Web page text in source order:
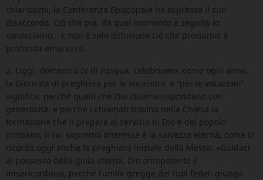
chiarissimi, la Conferenza Episcopale ha espresso il suo
disaccordo. Ciò che poi, da quel momento è seguito lo
conosciamo… E non è solo delusione ciò che proviamo; è
profonda amarezza.
2. Oggi, domenica IV di Pasqua, celebriamo, come ogni anno,
la Giornata di preghiera per le vocazioni: e “per le vocazioni”
significa: perché quelli che Dio chiama rispondano con
generosità; e perché i chiamati trovino nella Chiesa la
formazione che li prepara al servizio di Dio e del popolo
cristiano, il cui supremo interesse è la salvezza eterna, come ci
ricorda oggi anche la preghiera iniziale della Messa: «Guidaci
al possesso della gioia eterna, Dio onnipotente e
misericordioso, perché l’umile gregge dei tuoi fedeli giunga